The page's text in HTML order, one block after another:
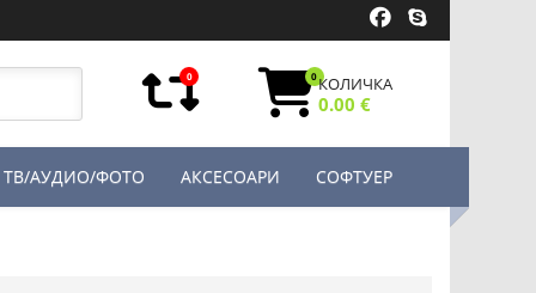
0 0КОЛИЧКА
0.00 €
ТВ/АУДИО/ФОТО АКСЕСОАРИ СОФТУЕР